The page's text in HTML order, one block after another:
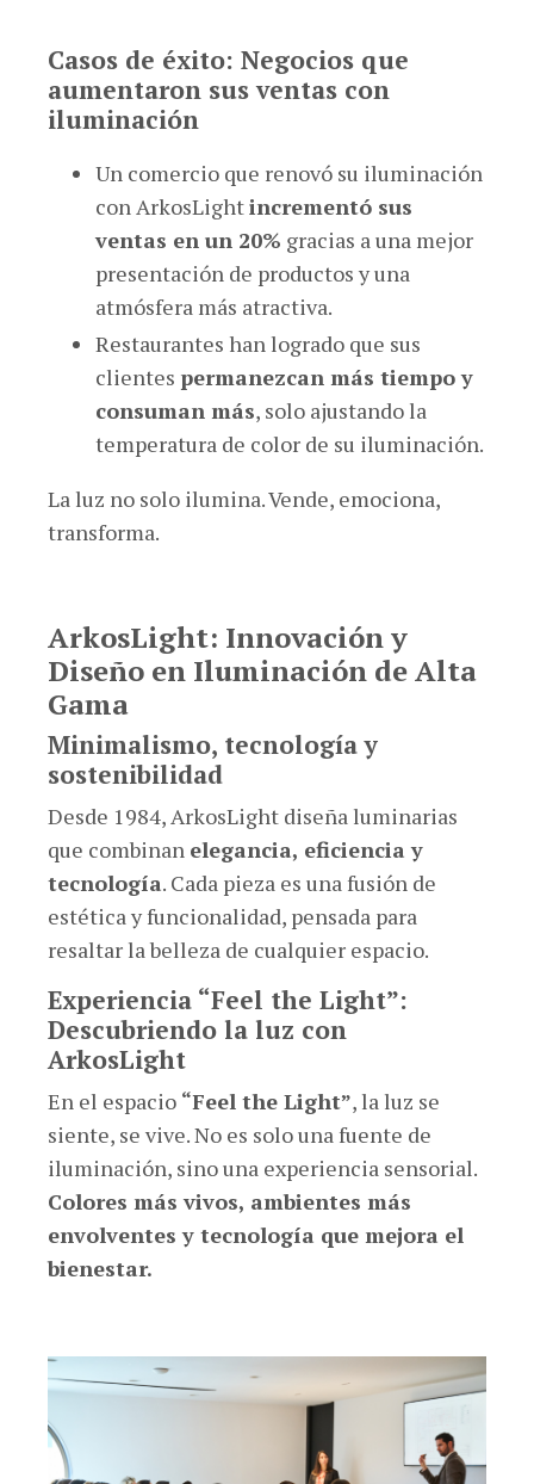
Casos de éxito: Negocios que
aumentaron sus ventas con
iluminación
Un comercio que renovó su iluminación
con ArkosLightincrementó sus
ventas en un 20% gracias a una mejor
presentación de productos y una
atmósfera más atractiva.
Restaurantes han logrado que sus
clientes permanezcan más tiempo y
consuman más, solo ajustando la
temperatura de color de su iluminación.
La luz no solo ilumina. Vende, emociona,
transforma.
ArkosLight: Innovación y
Diseño en Iluminación de Alta
Gama
Minimalismo, tecnología y
sostenibilidad
Desde 1984, ArkosLight diseña luminarias
que combinan elegancia, eficiencia y
tecnología. Cada pieza es una fusión de
estética y funcionalidad, pensada para
resaltar la belleza de cualquier espacio.
Experiencia “Feel the Light”:
Descubriendo la luz con
ArkosLight
En el espacio “Feel the Light”, la luz se
siente, se vive. No es solo una fuente de
iluminación, sino una experiencia sensorial.
Colores más vivos, ambientes más
envolventes y tecnología que mejora el
bienestar.